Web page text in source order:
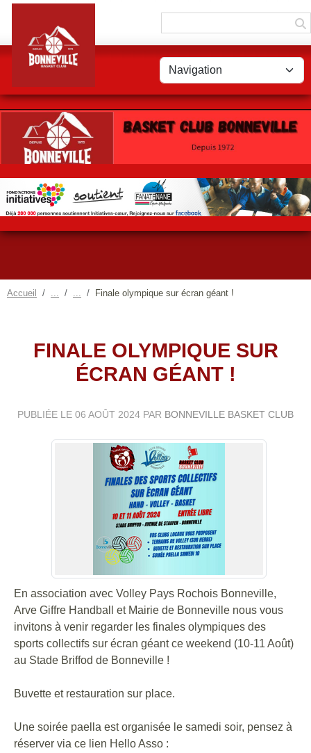
Accueil Finale olympique sur écran géant !
FINALE OLYMPIQUE SUR
ÉCRAN GÉANT !
PUBLIÉE LE 06 AOÛT 2024 PAR BONNEVILLE BASKET CLUB
En association avec Volley Pays Rochois Bonneville,
Arve Giffre Handball et Mairie de Bonneville nous vous
invitons à venir regarder les finales olympiques des
sports collectifs sur écran géant ce weekend (10-11 Août)
au Stade Briffod de Bonneville !
Buvette et restauration sur place.
Une soirée paella est organisée le samedi soir, pensez à
réserver via ce lien Hello Asso :